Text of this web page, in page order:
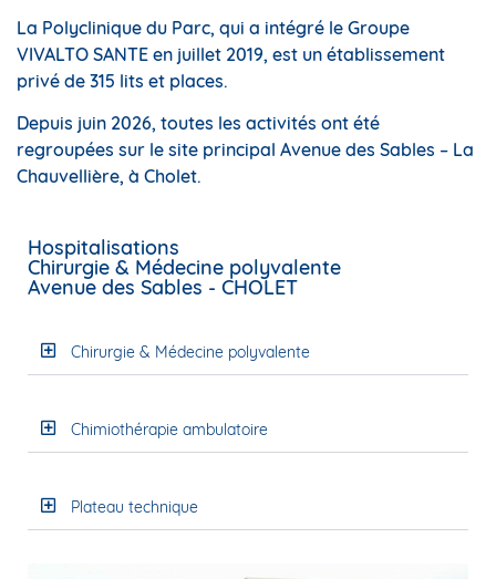
La Polyclinique du Parc, qui a intégré le Groupe
VIVALTO SANTE en juillet 2019, est un établissement
privé de 315 lits et places.
Depuis juin 2026, toutes les activités ont été
regroupées sur le site principal Avenue des Sables – La
Chauvellière, à Cholet.
Hospitalisations
Chirurgie & Médecine polyvalente
Avenue des Sables - CHOLET
Chirurgie & Médecine polyvalente
Chimiothérapie ambulatoire
Plateau technique